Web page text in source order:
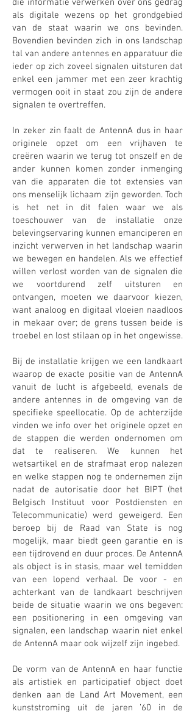
die informatie verwerken over ons gedrag
als digitale wezens op het grondgebied
van de staat waarin we ons bevinden.
Bovendien bevinden zich in ons landschap
tal van andere antennes en apparatuur die
ieder op zich zoveel signalen uitsturen dat
enkel een jammer met een zeer krachtig
vermogen ooit in staat zou zijn de andere
signalen te overtreffen.
In zeker zin faalt de AntennA dus in haar
originele opzet om een vrijhaven te
creëren waarin we terug tot onszelf en de
ander kunnen komen zonder inmenging
van die apparaten die tot extensies van
ons menselijk lichaam zijn geworden. Toch
is het net in dit falen waar we als
toeschouwer van de installatie onze
belevingservaring kunnen emanciperen en
inzicht verwerven in het landschap waarin
we bewegen en handelen. Als we effectief
willen verlost worden van de signalen die
we voortdurend zelf uitsturen en
ontvangen, moeten we daarvoor kiezen,
want analoog en digitaal vloeien naadloos
in mekaar over; de grens tussen beide is
troebel en lost stilaan op in het ongewisse.
Bij de installatie krijgen we een landkaart
waarop de exacte positie van de AntennA
vanuit de lucht is afgebeeld, evenals de
andere antennes in de omgeving van de
specifieke speellocatie. Op de achterzijde
vinden we info over het originele opzet en
de stappen die werden ondernomen om
dat te realiseren. We kunnen het
wetsartikel en de strafmaat erop nalezen
en welke stappen nog te ondernemen zijn
nadat de autorisatie door het BIPT (het
Belgisch Instituut voor Postdiensten en
Telecommunicatie) werd geweigerd. Een
beroep bij de Raad van State is nog
mogelijk, maar biedt geen garantie en is
een tijdrovend en duur proces. De AntennA
als object is in stasis, maar wel temidden
van een lopend verhaal. De voor - en
achterkant van de landkaart beschrijven
beide de situatie waarin we ons begeven:
een positionering in een omgeving van
signalen, een landschap waarin niet enkel
de AntennA maar ook wijzelf zijn ingebed.
De vorm van de AntennA en haar functie
als artistiek en participatief object doet
denken aan de Land Art Movement, een
kunststroming uit de jaren ’60 in de